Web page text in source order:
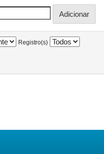
Registro(s)